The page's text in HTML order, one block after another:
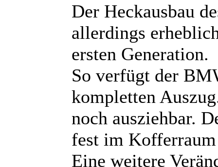
Der Heckausbau
allerdings
ersten Generation.
So verfügt der
kompletten
noch ausziehbar.
fest im
Eine weitere